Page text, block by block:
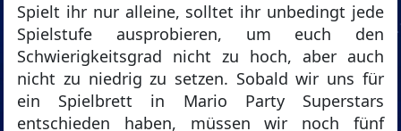
Spielt ihr nur alleine, solltet ihr unbedingt jede
Spielstufe ausprobieren, um euch den
Schwierigkeitsgrad nicht zu hoch, aber auch
nicht zu niedrig zu setzen. Sobald wir uns für
ein Spielbrett in Mario Party Superstars
entschieden haben, müssen wir noch fünf